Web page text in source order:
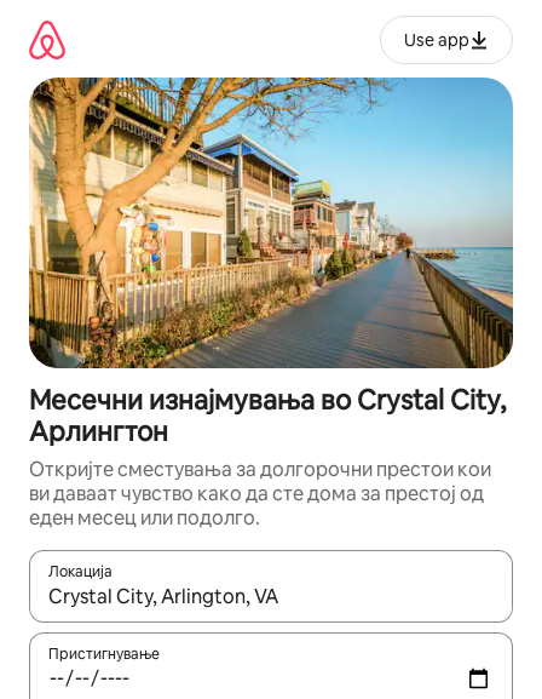
содржина
Use app
Месечни изнајмувања во Crystal City,
Арлингтон
Откријте сместувања за долгорочни престои кои
ви даваат чувство како да сте дома за престој од
еден месец или подолго.
Локација
Кога резултатите се достапни, движете се со копчињата
Пристигнување